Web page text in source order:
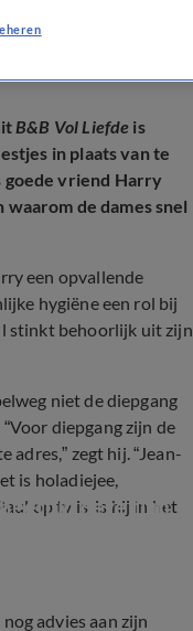
B&B Vol Liefde is
in plaats van te
goede vriend Harry
de dames snel
een opvallende
hygiëne een rol bij
stinkt behoorlijk uit zijn
niet de diepgang
diepgang zijn de
zegt hij. “Jean-
is holadiejee,
op tv is, is hij in het
in deze film
advies aan zijn